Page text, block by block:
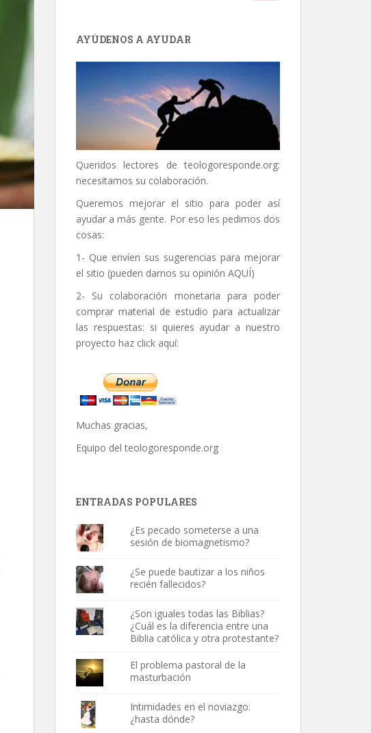
AYÚDENOS A AYUDAR
Queridos lectores de teologoresponde.org:
necesitamos su colaboración.
Queremos mejorar el sitio para poder así
ayudar a más gente. Por eso les pedimos dos
cosas:
1- Que envíen sus sugerencias para mejorar
el sitio (pueden darnos su opinión AQUÍ)
2- Su colaboración monetaria para poder
comprar material de estudio para actualizar
las respuestas: si quieres ayudar a nuestro
proyecto haz click aquí:
Muchas gracias,
Equipo del teologoresponde.org
ENTRADAS POPULARES
¿Es pecado someterse a una
sesión de biomagnetismo?
¿Se puede bautizar a los niños
recién fallecidos?
¿Son iguales todas las Biblias?
¿Cuál es la diferencia entre una
Biblia católica y otra protestante?
El problema pastoral de la
masturbación
Intimidades en el noviazgo:
¿hasta dónde?